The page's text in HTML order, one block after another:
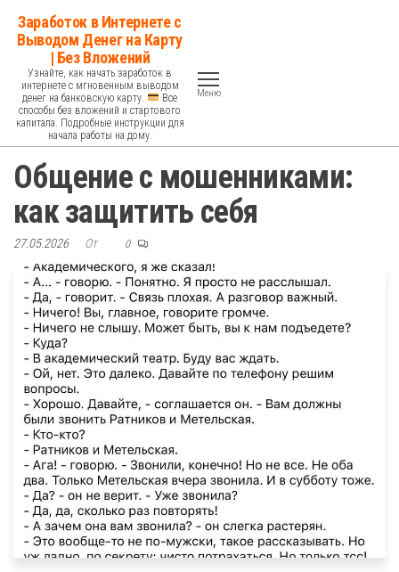
Перейти
содержимому
Заработок в Интернете с
Выводом Денег на Карту
| Без Вложений
Узнайте, как начать заработок в
интернете с мгновенным выводом
денег на банковскую карту.
Все
способы без вложений и стартового
капитала. Подробные инструкции для
начала работы на дому.
Меню
Общение с мошенниками:
как защитить себя
27.05.2026 От 0